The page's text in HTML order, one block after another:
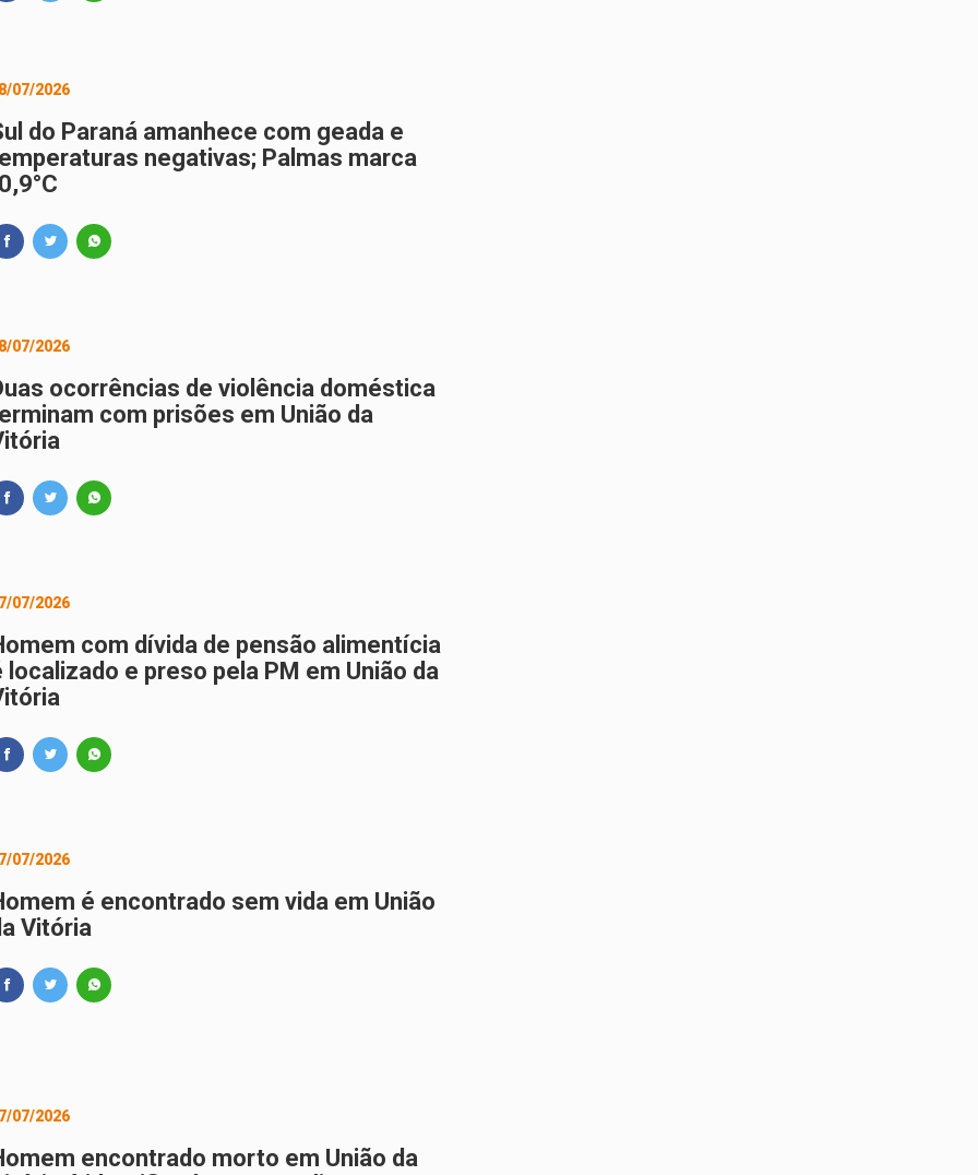
07/2026
do Paraná amanhece com geada e
negativas; Palmas marca
07/2026
ocorrências de violência doméstica
com prisões em União da
07/2026
com dívida de pensão alimentícia
localizado e preso pela PM em União da
07/2026
é encontrado sem vida em União
Vitória
07/2026
encontrado morto em União da